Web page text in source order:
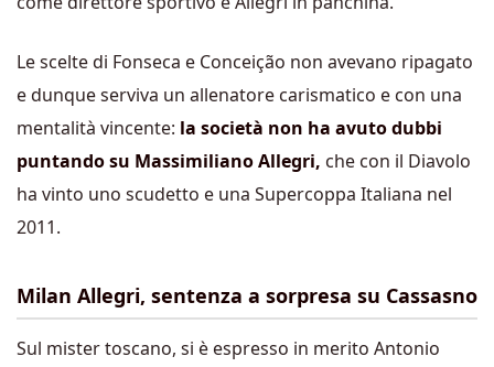
Le scelte di Fonseca e Conceição non avevano ripagato
e dunque serviva un allenatore carismatico e con una
mentalità vincente: la società non ha avuto dubbi
puntando su Massimiliano Allegri, che con il Diavolo
ha vinto uno scudetto e una Supercoppa Italiana nel
2011.
Milan Allegri, sentenza a sorpresa su Cassasno
Sul mister toscano, si è espresso in merito Antonio